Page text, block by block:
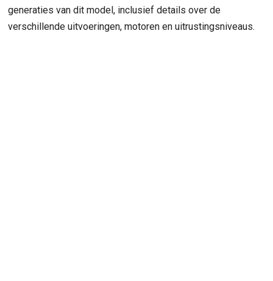
generaties van dit model, inclusief details over de
verschillende uitvoeringen, motoren en uitrustingsniveaus.